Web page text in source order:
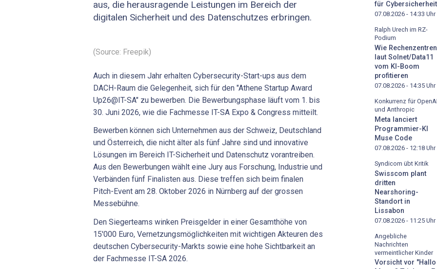
aus, die herausragende Leistungen im Bereich der
digitalen Sicherheit und des Datenschutzes erbringen.
(Source: Freepik)
Auch in diesem Jahr erhalten Cybersecurity-Start-ups aus dem
DACH-Raum die Gelegenheit, sich für den "Athene Startup Award
Up26@IT-SA" zu bewerben. Die Bewerbungsphase läuft vom 1. bis
30. Juni 2026, wie die Fachmesse IT-SA Expo & Congress mitteilt.
Bewerben können sich Unternehmen aus der Schweiz, Deutschland
und Österreich, die nicht älter als fünf Jahre sind und innovative
Lösungen im Bereich IT-Sicherheit und Datenschutz vorantreiben.
Aus den Bewerbungen wählt eine Jury aus Forschung, Industrie und
Verbänden fünf Finalisten aus. Diese treffen sich beim finalen
Pitch-Event am 28. Oktober 2026 in Nürnberg auf der grossen
Messebühne.
Den Siegerteams winken Preisgelder in einer Gesamthöhe von
15'000 Euro, Vernetzungsmöglichkeiten mit wichtigen Akteuren des
deutschen Cybersecurity-Markts sowie eine hohe Sichtbarkeit an
der Fachmesse IT-SA 2026.
für Cybersicherheit
07.08.2026 - 14:33 Uhr
Ralph Urech im RZ-
Podium
Wie Rechenzentren
laut Solnet/Data11
vom KI-Boom
profitieren
07.08.2026 - 14:35 Uhr
Konkurrenz für OpenAI
und Anthropic
Meta lanciert
Programmier-KI
Muse Code
07.08.2026 - 12:18 Uhr
Syndicom übt Kritik
Swisscom plant
dritten
Nearshoring-
Standort in
Lissabon
07.08.2026 - 11:25 Uhr
Angebliche
Nachrichten
vermeintlicher Kinder
Vorsicht vor "Hallo